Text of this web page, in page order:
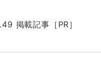
掲載記事［PR］